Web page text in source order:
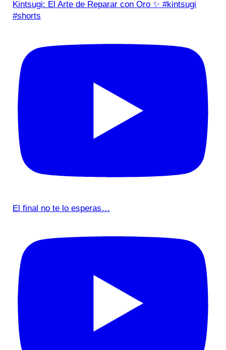
Kintsugi: El Arte de Reparar con Oro ✨ #kintsugi
#shorts
El final no te lo esperas…